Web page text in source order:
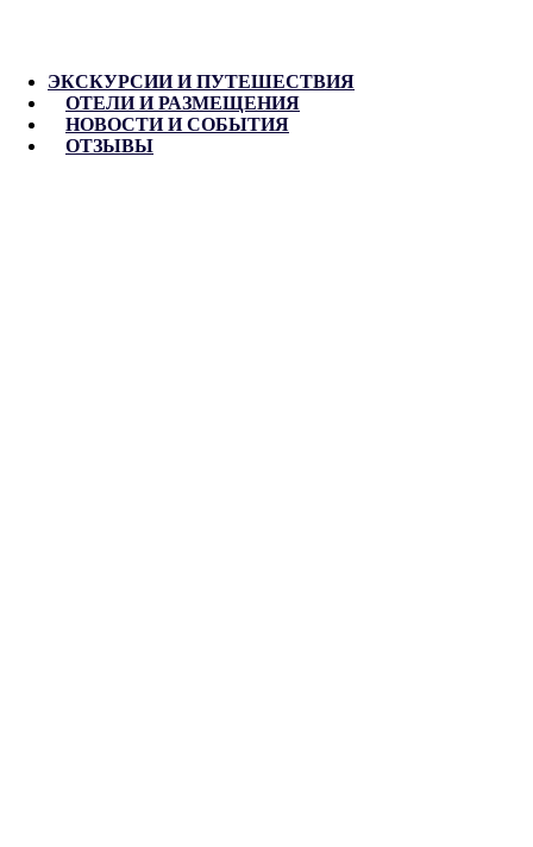
ЭКСКУРСИИ И ПУТЕШЕСТВИЯ
ОТЕЛИ И РАЗМЕЩЕНИЯ
НОВОСТИ И СОБЫТИЯ
ОТЗЫВЫ